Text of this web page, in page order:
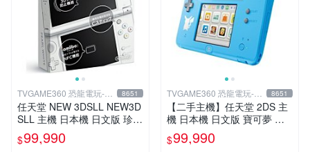
TVGAME360 恐龍電玩-台
中店
8651
任天堂 NEW 3DSLL NEW3D
SLL 主機 日本機 日文版 珍珠
白【台中恐龍電玩】
$99,990
TVGAME360 恐龍電玩-台
中店
8651
【二手主機】任天堂 2DS 主
機 日本機 日文版 寶可夢 皮
卡丘 限定主機 附贈充電器 裸
裝 螢幕嚴重刮傷不影響使用
$99,990